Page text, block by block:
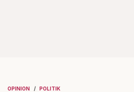
OPINION POLITIK